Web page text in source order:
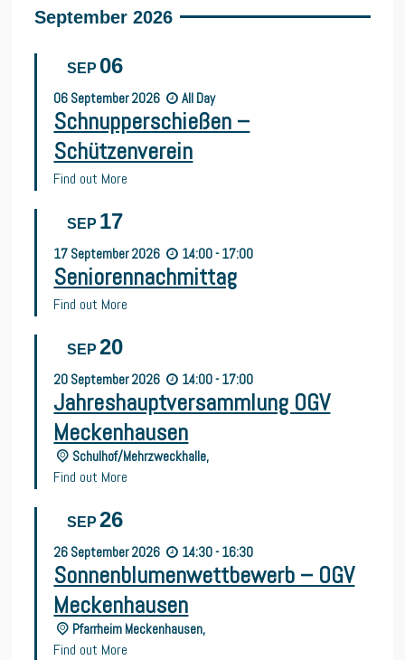
September 2026
SEP 06
06 September2026 All Day
Schnupperschießen –
Schützenverein
Find out More
SEP 17
17 September2026 14:00 - 17:00
Seniorennachmittag
Find out More
SEP 20
20 September2026 14:00 - 17:00
Jahreshauptversammlung OGV
Meckenhausen
Schulhof/Mehrzweckhalle,
Find out More
SEP 26
26 September2026 14:30 - 16:30
Sonnenblumenwettbewerb – OGV
Meckenhausen
Pfarrheim Meckenhausen,
Find out More